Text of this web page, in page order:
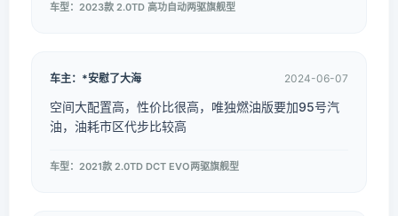
车型：2023款 2.0TD 高功自动两驱旗舰型
车主：*安慰了大海 2024-06-07
空间大配置高，性价比很高，唯独燃油版要加95号汽
油，油耗市区代步比较高
车型：2021款 2.0TD DCT EVO两驱旗舰型